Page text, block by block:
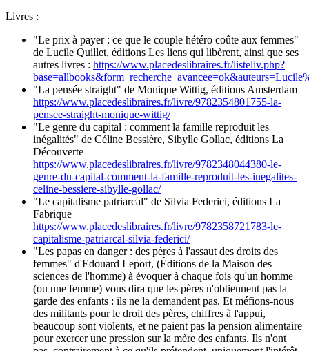
Livres :
"Le prix à payer : ce que le couple hétéro coûte aux femmes"
de Lucile Quillet, éditions Les liens qui libèrent, ainsi que ses
autres livres : https://www.placedeslibraires.fr/listeliv.php?
"La pensée straight" de Monique Wittig, éditions Amsterdam
https://www.placedeslibraires.fr/livre/9782354801755-la-
pensee-straight-monique-wittig/
"Le genre du capital : comment la famille reproduit les
inégalités" de Céline Bessière, Sibylle Gollac, éditions La
Découverte
https://www.placedeslibraires.fr/livre/9782348044380-le-
genre-du-capital-comment-la-famille-reproduit-les-inegalites-
celine-bessiere-sibylle-gollac/
"Le capitalisme patriarcal" de Silvia Federici, éditions La
Fabrique
https://www.placedeslibraires.fr/livre/9782358721783-le-
capitalisme-patriarcal-silvia-federici/
"Les papas en danger : des pères à l'assaut des droits des
femmes" d'Edouard Leport, (Éditions de la Maison des
sciences de l'homme) à évoquer à chaque fois qu'un homme
(ou une femme) vous dira que les pères n'obtiennent pas la
garde des enfants : ils ne la demandent pas. Et méfions-nous
des militants pour le droit des pères, chiffres à l'appui,
beaucoup sont violents, et ne paient pas la pension alimentaire
pour exercer une pression sur la mère des enfants. Ils n'ont